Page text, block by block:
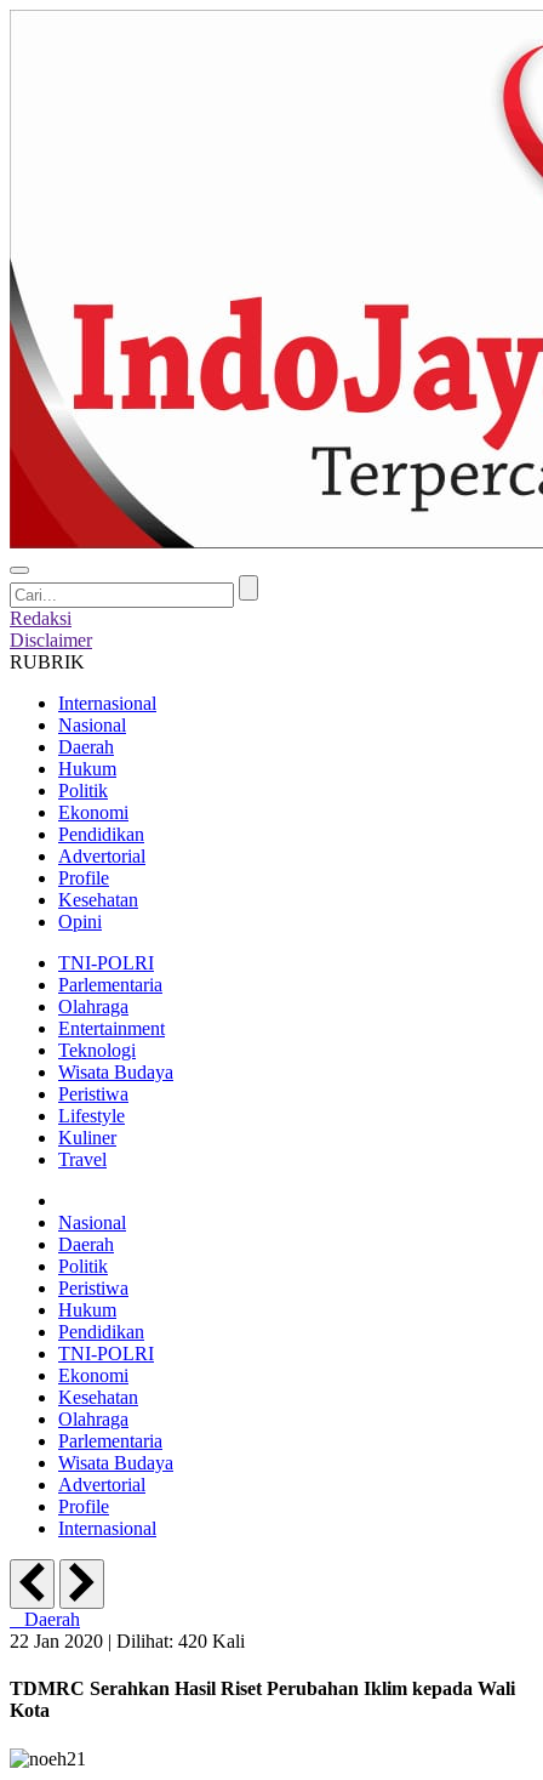
Redaksi
Disclaimer
RUBRIK
Internasional
Nasional
Daerah
Hukum
Politik
Ekonomi
Pendidikan
Advertorial
Profile
Kesehatan
Opini
TNI-POLRI
Parlementaria
Olahraga
Entertainment
Teknologi
Wisata Budaya
Peristiwa
Lifestyle
Kuliner
Travel
Nasional
Daerah
Politik
Peristiwa
Hukum
Pendidikan
TNI-POLRI
Ekonomi
Kesehatan
Olahraga
Parlementaria
Wisata Budaya
Advertorial
Profile
Internasional
Daerah
22 Jan 2020 | Dilihat: 420 Kali
TDMRC Serahkan Hasil Riset Perubahan Iklim kepada Wali
Kota